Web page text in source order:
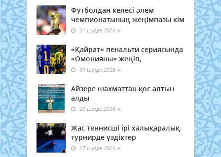
Футболдан келесі әлем
чемпионатының жеңімпазы кім
31 шілде 2026 ж.
«Қайрат» пенальти сериясында
«Омонияны» жеңіп,
30 шілде 2026 ж.
Айзере шахматтан қос алтын
алды
28 шілде 2026 ж.
Жас теннисші ірі халықаралық
турнирде үздіктер
27 шілде 2026 ж.